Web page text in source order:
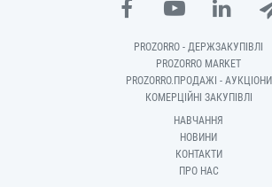
PROZORRO - ДЕРЖЗАКУПІВЛІ
PROZORRO MARKET
PROZORRO.ПРОДАЖІ - АУКЦІОНИ
КОМЕРЦІЙНІ ЗАКУПІВЛІ
НАВЧАННЯ
НОВИНИ
КОНТАКТИ
ПРО НАС